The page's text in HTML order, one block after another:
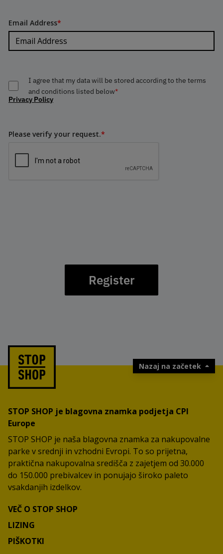
Email Address*
I agree that my data will be stored according to the terms
and conditions listed below*
Privacy Policy
Please verify your request.*
Register
Nazaj na začetek
STOP SHOP je blagovna znamka podjetja CPI
Europe
STOP SHOP je naša blagovna znamka za nakupovalne
parke v srednji in vzhodni Evropi. To so prijetna,
praktična nakupovalna središča z zajetjem od 30.000
do 150.000 prebivalcev in ponujajo široko paleto
vsakdanjih izdelkov.
VEČ O STOP SHOP
LIZING
PIŠKOTKI